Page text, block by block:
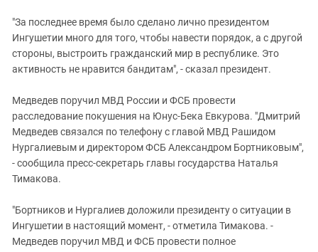
"За последнее время было сделано лично президентом
Ингушетии много для того, чтобы навести порядок, а с другой
стороны, выстроить гражданский мир в республике. Это
активность не нравится бандитам", - сказал президент.
Медведев поручил МВД России и ФСБ провести
расследование покушения на Юнус-Бека Евкурова. "Дмитрий
Медведев связался по телефону с главой МВД Рашидом
Нургалиевым и директором ФСБ Александром Бортниковым",
- сообщила пресс-секретарь главы государства Наталья
Тимакова.
"Бортников и Нургалиев доложили президенту о ситуации в
Ингушетии в настоящий момент, - отметила Тимакова. -
Медведев поручил МВД и ФСБ провести полное